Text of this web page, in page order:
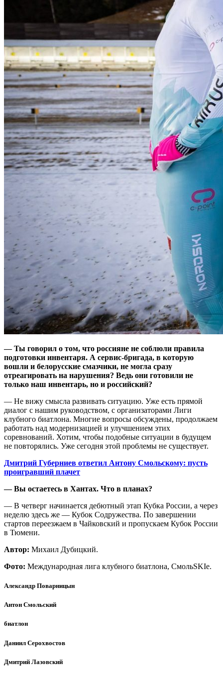
— Ты говорил о том, что россияне не соблюли правила
подготовки инвентаря. А сервис-бригада, в которую
вошли и белорусские смазчики, не могла сразу
отреагировать на нарушения? Ведь они готовили не
только наш инвентарь, но и российский?
— Не вижу смысла развивать ситуацию. Уже есть прямой
диалог с нашим руководством, с организаторами Лиги
клубного биатлона. Многие вопросы обсуждены, продолжаем
работать над модернизацией и улучшением этих
соревнований. Хотим, чтобы подобные ситуации в будущем
не повторялись. Уже сегодня этой проблемы не существует.
Дмитрий Губерниев ответил Антону Смольскому: пусть
проигравший плачет
— Вы остаетесь в Хантах. Что в планах?
— В четверг начинается дебютный этап Кубка России, а через
неделю здесь же — Кубок Содружества. По завершении
стартов переезжаем в Чайковский и пропускаем Кубок России
в Тюмени.
Автор: Михаил Дубицкий.
Фото: Международная лига клубного биатлона, СмольSKIе.
Александр Поварницын
Антон Смольский
биатлон
Даниил Серохвостов
Дмитрий Лазовский